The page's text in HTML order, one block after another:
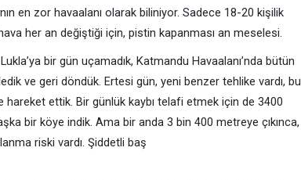
en zor havaalanı olarak biliniyor. Sadece 18-20 kişilik
her an değiştiği için, pistin kapanması an meselesi.
bir gün uçamadık, Katmandu Havaalanı’nda bütün
ve geri döndük. Ertesi gün, yeni benzer tehlike vardı, bu
ettik. Bir günlük kaybı telafi etmek için de 3400
bir köye indik. Ama bir anda 3 bin 400 metreye çıkınca,
riski vardı. Şiddetli baş